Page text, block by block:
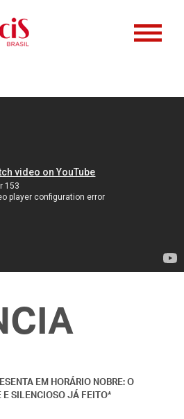
VAGAS
EM HORÁRIO NOBRE: O
SILENCIOSO JÁ FEITO*